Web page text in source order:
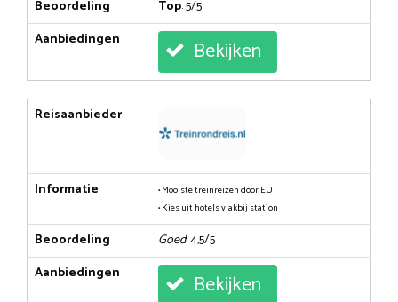
Beoordeling Top: 5/5
Aanbiedingen
Bekijken
Reisaanbieder
Informatie
• Mooiste treinreizen door EU
• Kies uit hotels vlakbij station
Beoordeling Goed: 4,5/5
Aanbiedingen
Bekijken